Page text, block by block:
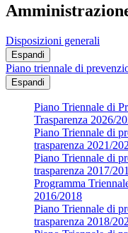
Disposizioni generali
Espandi
Piano triennale di
Espandi
Piano Triennale di
Trasparenza 2026/
Piano Triennale di
trasparenza 2021/
Piano Triennale di
trasparenza 2017/
Programma
2016/2018
Piano Triennale di
trasparenza 2018/